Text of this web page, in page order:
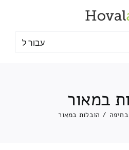
עבור ל
במאור
/ הובלות במאור